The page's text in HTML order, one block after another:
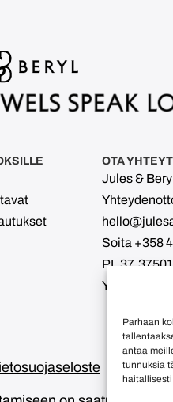
Parhaan
antaa
tunnuksia
OTA
Jules &
Soita +358
PL 37,
Y-tunnus